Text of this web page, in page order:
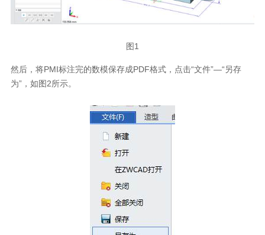
图1
然后，将PMI标注完的数模保存成PDF格式，点击“文件”—“另存
为”，如图2所示。